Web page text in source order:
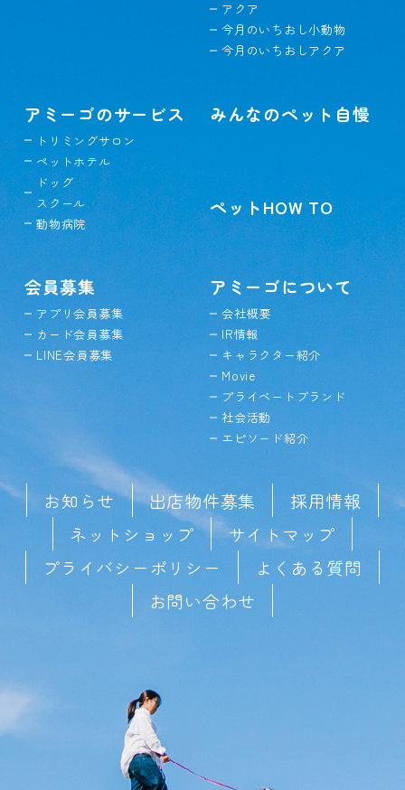
アクア
今月のいちおし小動物
今月のいちおしアクア
アミーゴのサービス
トリミングサロン
ペットホテル
ドッグ
スクール
動物病院
みんなのペット自慢
ペットHOW TO
会員募集
アプリ会員募集
カード会員募集
LINE会員募集
アミーゴについて
会社概要
IR情報
キャラクター紹介
Movie
プライベートブランド
社会活動
エピソード紹介
お知らせ 出店物件募集
採用情報
ネットショップ
サイトマップ
プライバシーポリシー
よくある質問
お問い合わせ